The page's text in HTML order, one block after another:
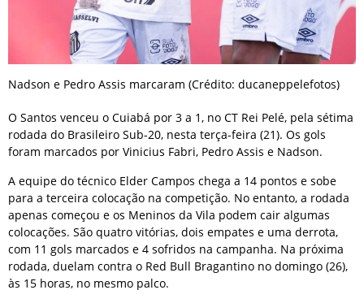
Nadson e Pedro Assis marcaram (Crédito: ducaneppelefotos)
O Santos venceu o Cuiabá por 3 a 1, no CT Rei Pelé, pela sétima
rodada do Brasileiro Sub-20, nesta terça-feira (21). Os gols
foram marcados por Vinicius Fabri, Pedro Assis e Nadson.
A equipe do técnico Elder Campos chega a 14 pontos e sobe
para a terceira colocação na competição. No entanto, a rodada
apenas começou e os Meninos da Vila podem cair algumas
colocações. São quatro vitórias, dois empates e uma derrota,
com 11 gols marcados e 4 sofridos na campanha. Na próxima
rodada, duelam contra o Red Bull Bragantino no domingo (26),
às 15 horas, no mesmo palco.